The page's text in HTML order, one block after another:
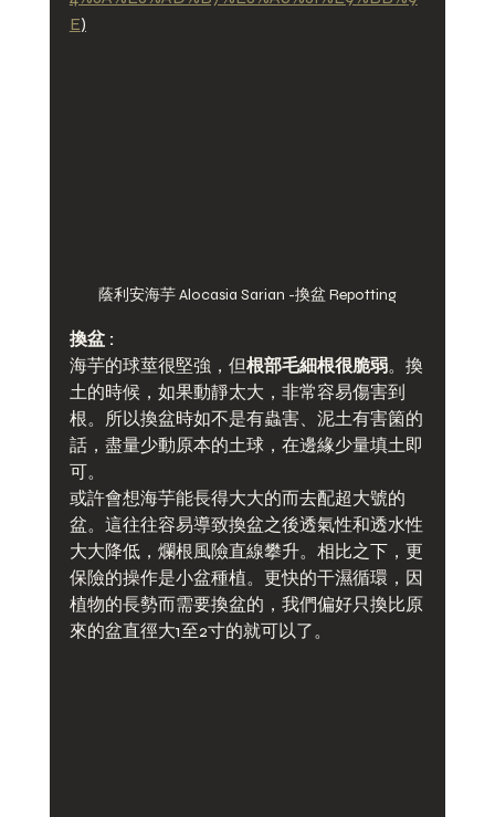
E)
蔭利安海芋 Alocasia Sarian -換盆 Repotting
換盆 :
海芋的球莖很堅強，但根部毛細根很脆弱。換
土的時候，如果動靜太大，非常容易傷害到
根。所以換盆時如不是有蟲害、泥土有害箘的
話，盡量少動原本的土球，在邊緣少量填土即
可。
或許會想海芋能長得大大的而去配超大號的
盆。這往往容易導致換盆之後透氣性和透水性
大大降低，爛根風險直線攀升。相比之下，更
保險的操作是小盆種植。更快的干濕循環，因
植物的長勢而需要換盆的，我們偏好只換比原
來的盆直徑大1至2寸的就可以了。